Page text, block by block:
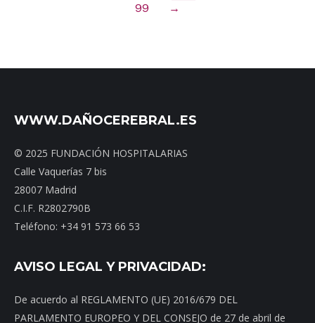
99
→
WWW.DAÑOCEREBRAL.ES
© 2025 FUNDACIÓN HOSPITALARIAS
Calle Vaquerías 7 bis
28007 Madrid
C.I.F. R2802790B
Teléfono: +34 91 573 66 53
AVISO LEGAL Y PRIVACIDAD:
De acuerdo al REGLAMENTO (UE) 2016/679 DEL
PARLAMENTO EUROPEO Y DEL CONSEJO de 27 de abril de